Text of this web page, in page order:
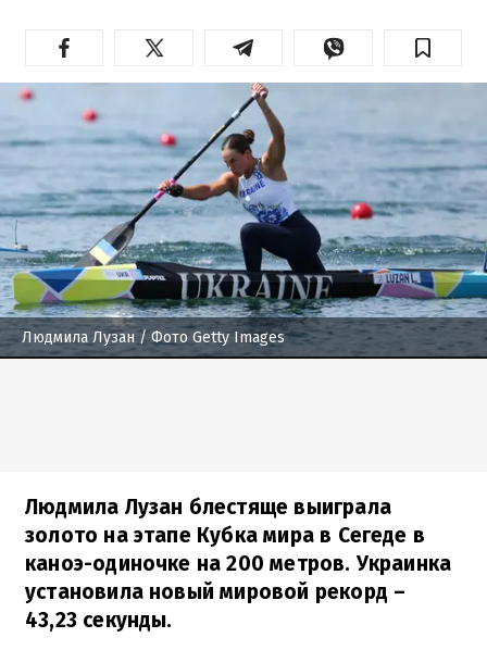
Людмила Лузан / Фото Getty Images
Людмила Лузан блестяще выиграла
золото на этапе Кубка мира в Сегеде в
каноэ-одиночке на 200 метров. Украинка
установила новый мировой рекорд –
43,23 секунды.